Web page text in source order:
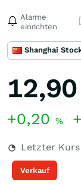
Alarme
einrichten
12,90
+0,20 %
Letzter Kurs
Verkauf